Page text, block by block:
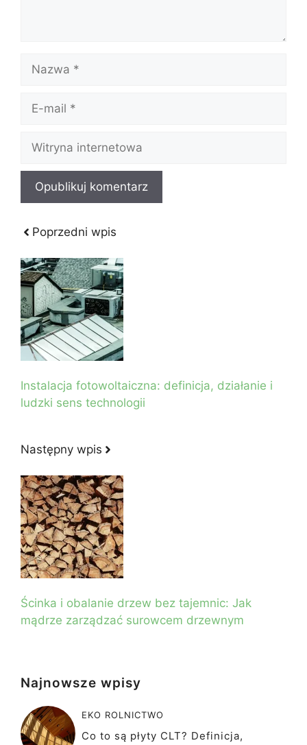
mail
internetowa
Poprzedni wpis
Instalacja fotowoltaiczna: definicja, działanie i
ludzki sens technologii
Następny wpis
Ścinka i obalanie drzew bez tajemnic: Jak
mądrze zarządzać surowcem drzewnym
Najnowsze wpisy
EKO ROLNICTWO
Co to są płyty CLT? Definicja,